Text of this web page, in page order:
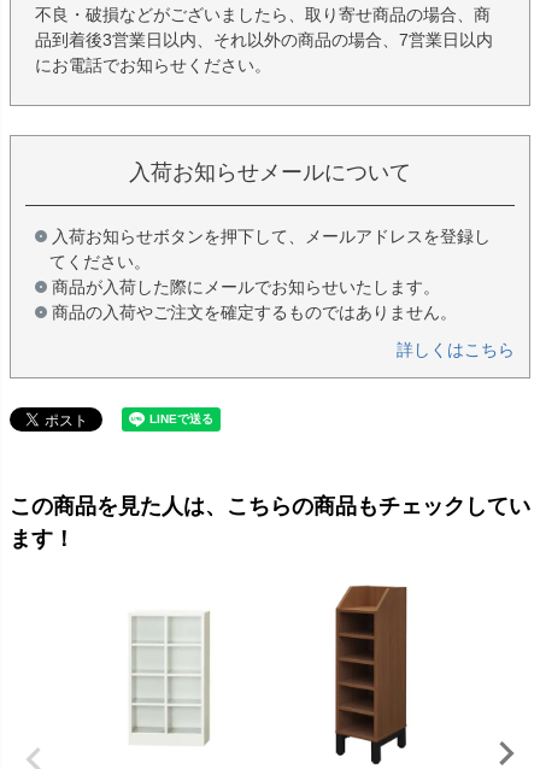
不良・破損などがございましたら、取り寄せ商品の場合、商
品到着後3営業日以内、それ以外の商品の場合、7営業日以内
にお電話でお知らせください。
入荷お知らせメールについて
入荷お知らせボタンを押下して、メールアドレスを登録し
てください。
商品が入荷した際にメールでお知らせいたします。
商品の入荷やご注文を確定するものではありません。
詳しくはこちら
この商品を見た人は、こちらの商品もチェックしてい
ます！